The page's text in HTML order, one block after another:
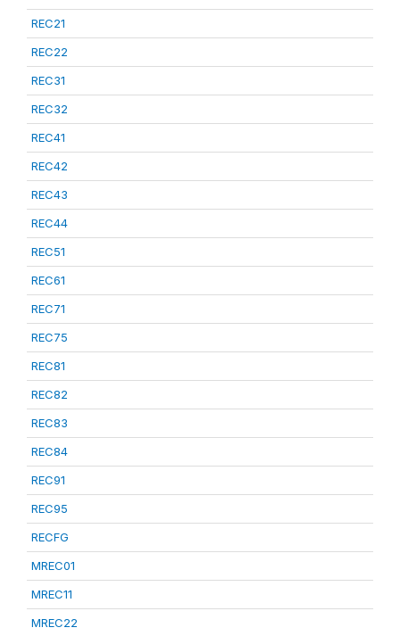
REC21
REC22
REC31
REC32
REC41
REC42
REC43
REC44
REC51
REC61
REC71
REC75
REC81
REC82
REC83
REC84
REC91
REC95
RECFG
MREC01
MREC11
MREC22